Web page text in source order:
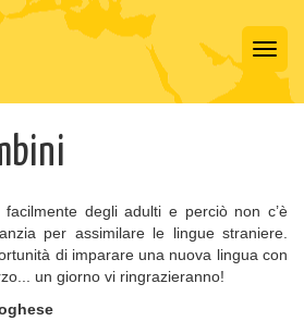
degli adulti e perciò non c’è
per assimilare le lingue straniere.
di imparare una nuova lingua con
un giorno vi ringrazieranno!